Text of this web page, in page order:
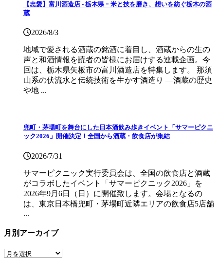
【忠愛】富川酒造店 ‐ 栃木県 ｰ 米と技を磨き、想いを紡ぐ栃木の酒
蔵
2026/8/3
地域で愛される酒蔵の銘酒に着目し、酒蔵からの生の
声と和酒情報を読者の皆様にお届けする連載企画。今
回は、栃木県矢板市の富川酒造店を特集します。 那須
山系の伏流水と伝統技術を生かす酒造り ―酒蔵の歴史
や地 ...
兜町・茅場町を舞台にした日本酒飲み歩きイベント「サマーピクニ
ック2026」開催決定！全国から酒蔵・飲食店が集結
2026/7/31
サマーピクニック実⾏委員会は、全国の飲⾷店と酒蔵
がコラボしたイベント「サマーピクニック2026」を
2026年9月6日（日）に開催致します。会場となるの
は、東京日本橋兜町・茅場町近隣エリアの飲食店5店舗
...
月別アーカイブ
月